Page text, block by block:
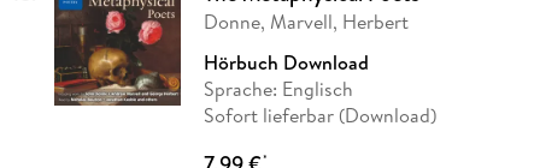
Donne, Marvell, Herbert
Hörbuch Download
Sprache: Englisch
Sofort lieferbar (Download)
*